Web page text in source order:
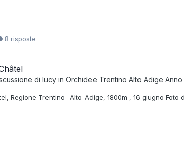
8 risposte
di lucy in Orchidee Trentino Alto Adige Anno
Regione Trentino- Alto-Adige, 1800m , 16 giugno Foto